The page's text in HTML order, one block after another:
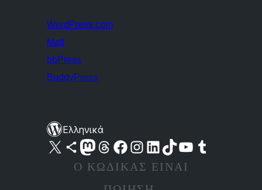
WordPress.com
Matt
bbPress
BuddyPress
Ελληνικά
Visit our X (formerly Twitter) account
Visit our Bluesky account
Επισκεφθείτε τον λογαριασμό μας στο Mastodon
Visit our Threads account
Επισκεφτείτε τη σελίδα μας στο Facebook
Επισκεφθείτε τον λογαριασμό μας Instagram
Επισκεφθείτε τον λογαριασμό μας LinkedIn
Visit our TikTok account
Visit our YouTube channelVisit our Tumblr account
Ο ΚΏΔΙΚΑΣ ΕΊΝΑΙ